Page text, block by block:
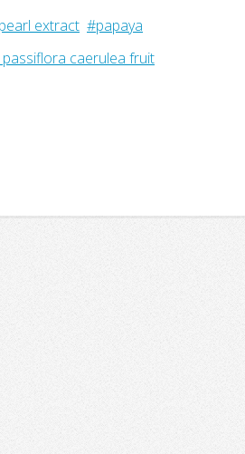
extract #papaya
caerulea fruit